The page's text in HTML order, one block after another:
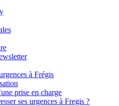
à Frégis
prise en charge
ses urgences à Fregis ?